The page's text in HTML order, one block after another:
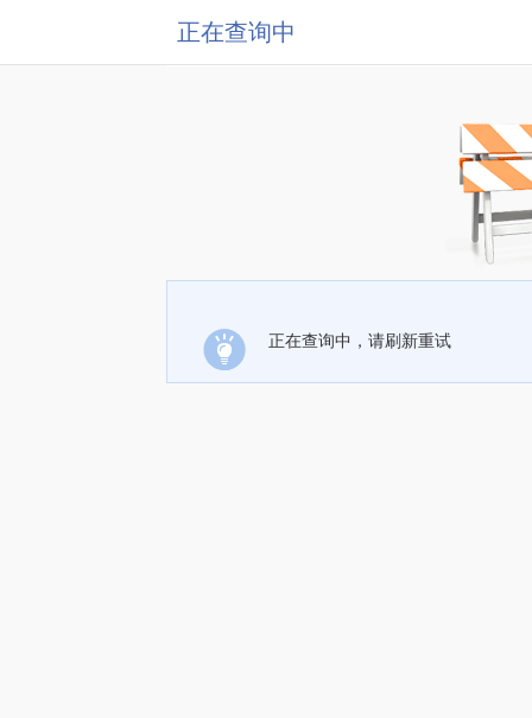
正在查询中
正在查询中，请刷新重试